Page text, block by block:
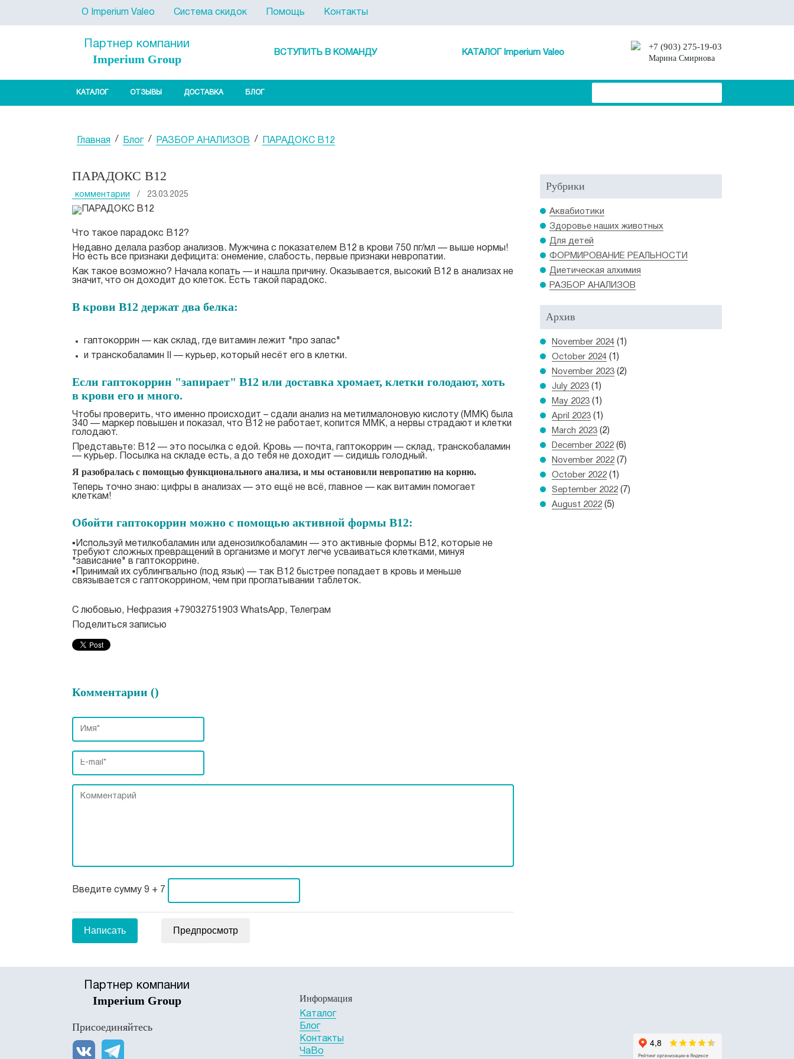
О Imperium Valeo Система скидок Помощь Контакты
Партнер компании
Imperium Group
ВСТУПИТЬ В КОМАНДУ КАТАЛОГ Imperium Valeo
+7 (903) 275-19-03
Марина Смирнова
КАТАЛОГ ОТЗЫВЫ ДОСТАВКА БЛОГ
Главная / Блог / РАЗБОР АНАЛИЗОВ / ПАРАДОКС В12
ПАРАДОКС В12
комментарии / 23.03.2025
Что такое парадокс B12?
Недавно делала разбор анализов. Мужчина с показателем B12 в крови 750 пг/мл — выше нормы!
Но есть все признаки дефицита: онемение, слабость, первые признаки невропатии.
Как такое возможно? Начала копать — и нашла причину. Оказывается, высокий B12 в анализах не
значит, что он доходит до клеток. Есть такой парадокс.
В крови B12 держат два белка:
гаптокоррин — как склад, где витамин лежит "про запас"
и транскобаламин II — курьер, который несёт его в клетки.
Если гаптокоррин "запирает" B12 или доставка хромает, клетки голодают, хоть
в крови его и много.
Чтобы проверить, что именно происходит – сдали анализ на метилмалоновую кислоту (ММК) была
340 — маркер повышен и показал, что B12 не работает, копится ММК, а нервы страдают и клетки
голодают.
Представьте: B12 — это посылка с едой. Кровь — почта, гаптокоррин — склад, транскобаламин
— курьер. Посылка на складе есть, а до тебя не доходит — сидишь голодный.
Я разобралась с помощью функционального анализа, и мы остановили невропатию на корню.
Теперь точно знаю: цифры в анализах — это ещё не всё, главное — как витамин помогает
клеткам!
Обойти гаптокоррин можно с помощью активной формы B12:
▪️Используй метилкобаламин или аденозилкобаламин — это активные формы B12, которые не
требуют сложных превращений в организме и могут легче усваиваться клетками, минуя
"зависание" в гаптокоррине.
▪️Принимай их сублингвально (под язык) — так B12 быстрее попадает в кровь и меньше
связывается с гаптокоррином, чем при проглатывании таблеток.
С любовью, Нефразия +79032751903 WhatsApp, Телеграм
Поделиться записью
Комментарии ()
Введите сумму 9 + 7
Рубрики
Аквабиотики
Здоровье наших животных
Для детей
ФОРМИРОВАНИЕ РЕАЛЬНОСТИ
Диетическая алхимия
РАЗБОР АНАЛИЗОВ
Архив
November 2024 (1)
October 2024 (1)
November 2023 (2)
July 2023 (1)
May 2023 (1)
April 2023 (1)
March 2023 (2)
December 2022 (6)
November 2022 (7)
October 2022 (1)
September 2022 (7)
August 2022 (5)
Партнер компании
Imperium Group
Присоединяйтесь
Информация
Каталог
Блог
Контакты
ЧаВо